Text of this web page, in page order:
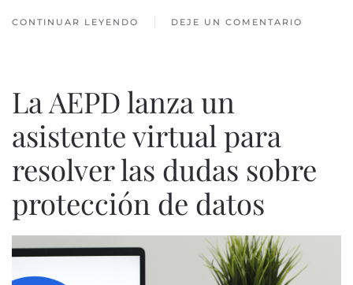
CONTINUAR LEYENDO DEJE UN COMENTARIO
La AEPD lanza un
asistente virtual para
resolver las dudas sobre
protección de datos